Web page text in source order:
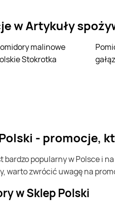
w Artykuły
Stokrotka
Pomidory cherry na
- promocje,
warto zwrócić uwagę na
w Sklep Polski